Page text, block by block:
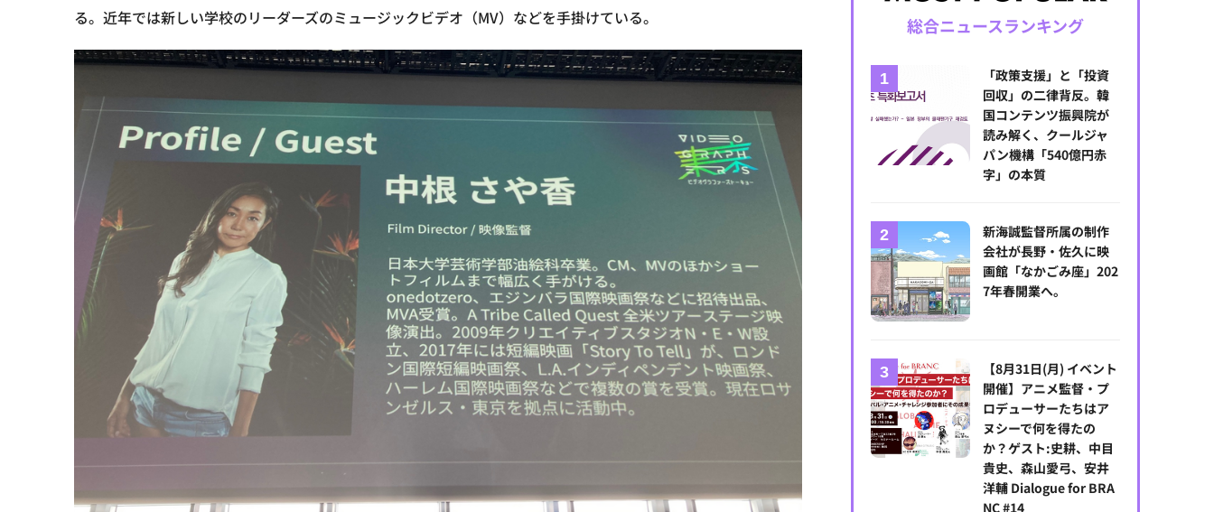
る。近年では新しい学校のリーダーズのミュージックビデオ（MV）などを手掛けている。
総合ニュースランキング
「政策支援」と「投資
回収」の二律背反。韓
国コンテンツ振興院が
読み解く、クールジャ
パン機構「540億円赤
字」の本質
新海誠監督所属の制作
会社が長野・佐久に映
画館「なかごみ座」202
7年春開業へ。
【8月31日(月) イベント
開催】アニメ監督・プ
ロデューサーたちはア
ヌシーで何を得たの
か？ゲスト:史耕、中目
貴史、森山愛弓、安井
洋輔 Dialogue for BRA
NC #14